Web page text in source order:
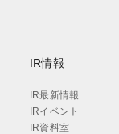
IR情報
IR最新情報
IRイベント
IR資料室